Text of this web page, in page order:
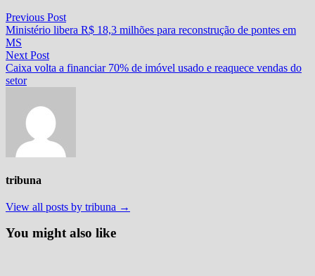
Navegação
de
Post
Previous PostPrevious
post:
Ministério libera R$ 18,3 milhões para reconstrução de pontes em
MS
Next PostNext
post:
Caixa volta a financiar 70% de imóvel usado e reaquece vendas do
setor
tribuna
View all posts by tribuna →
You might also like